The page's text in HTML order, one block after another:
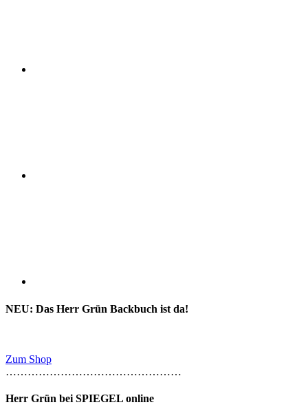
NEU: Das Herr Grün Backbuch ist da!
Zum Shop
…………………………………………
Herr Grün bei SPIEGEL online